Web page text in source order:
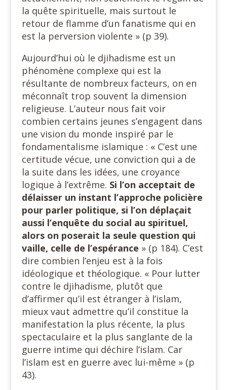
la quête spirituelle, mais surtout le
retour de flamme d’un fanatisme qui en
est la perversion violente » (p 39).
Aujourd’hui où le djihadisme est un
phénomène complexe qui est la
résultante de nombreux facteurs, on en
méconnaît trop souvent la dimension
religieuse. L’auteur nous fait voir
combien certains jeunes s’engagent dans
une vision du monde inspiré par le
fondamentalisme islamique : « C’est une
certitude vécue, une conviction qui a de
la suite dans les idées, une croyance
logique à l’extrême. Si l’on acceptait de
délaisser un instant l’approche policière
pour parler politique, si l’on déplaçait
aussi l’enquête du social au spirituel,
alors on poserait la seule question qui
vaille, celle de l’espérance » (p 184). C’est
dire combien l’enjeu est à la fois
idéologique et théologique. « Pour lutter
contre le djihadisme, plutôt que
d’affirmer qu’il est étranger à l’islam,
mieux vaut admettre qu’il constitue la
manifestation la plus récente, la plus
spectaculaire et la plus sanglante de la
guerre intime qui déchire l’islam. Car
l’islam est en guerre avec lui-même » (p
43).